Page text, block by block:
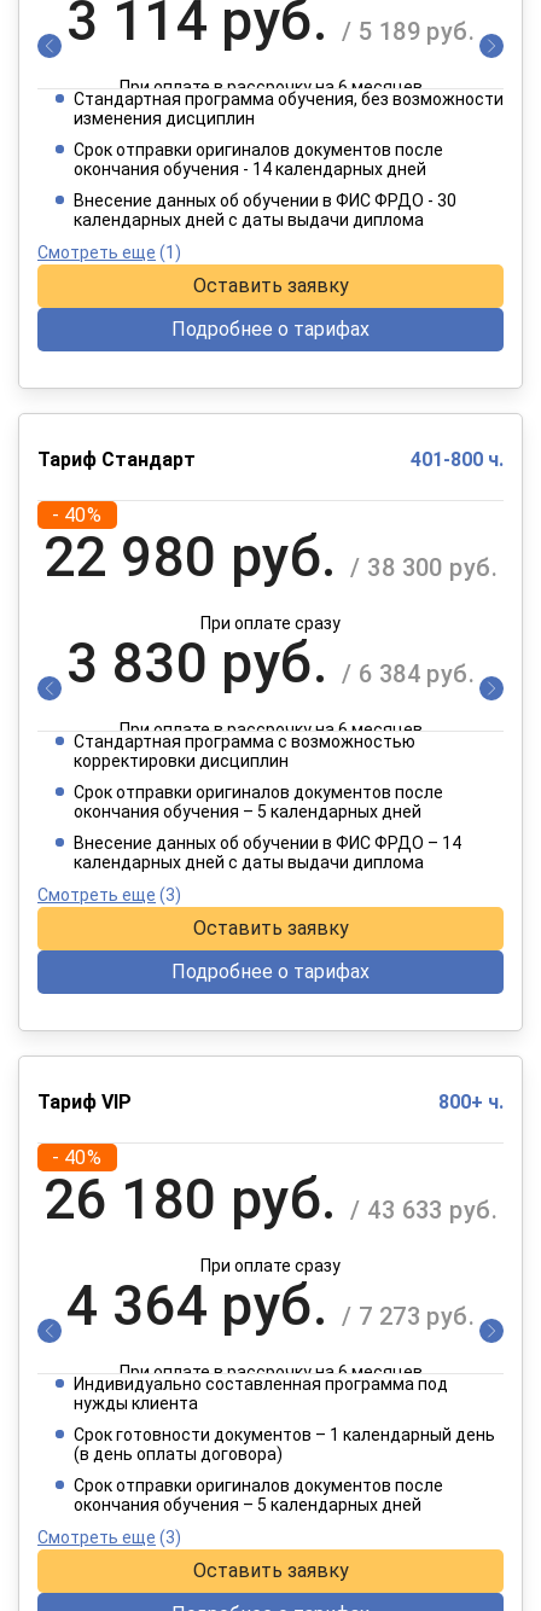
3 114 руб. / 5 189 руб.
При оплате в рассрочку на 6 месяцев
1 557 руб.
При оплате в рассрочку на 12 месяцев
Стандартная программа обучения, без возможности
изменения дисциплин
Срок отправки оригиналов документов после
окончания обучения - 14 календарных дней
Внесение данных об обучении в ФИС ФРДО - 30
календарных дней с даты выдачи диплома
Смотреть еще (1)
Оставить заявку
Подробнее о тарифах
Тариф Стандарт 401-800 ч.
- 40%
22 980 руб. / 38 300 руб.
При оплате сразу
3 830 руб. / 6 384 руб.
При оплате в рассрочку на 6 месяцев
1 915 руб.
При оплате в рассрочку на 12 месяцев
Стандартная программа с возможностью
корректировки дисциплин
Срок отправки оригиналов документов после
окончания обучения – 5 календарных дней
Внесение данных об обучении в ФИС ФРДО – 14
календарных дней с даты выдачи диплома
Смотреть еще (3)
Оставить заявку
Подробнее о тарифах
Тариф VIP 800+ ч.
- 40%
26 180 руб. / 43 633 руб.
При оплате сразу
4 364 руб. / 7 273 руб.
При оплате в рассрочку на 6 месяцев
2 182 руб. / 3 637 руб.
При оплате в рассрочку на 12 месяцев
Индивидуально составленная программа под
нужды клиента
Срок готовности документов – 1 календарный день
(в день оплаты договора)
Срок отправки оригиналов документов после
окончания обучения – 5 календарных дней
Смотреть еще (3)
Оставить заявку